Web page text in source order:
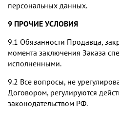
персональных данных.
9 ПРОЧИЕ УСЛОВИЯ
9.1 Обязанности Продавца,
момента заключения Заказа
исполненными.
9.2 Все вопросы, не
Договором, регулируются
законодательством РФ.